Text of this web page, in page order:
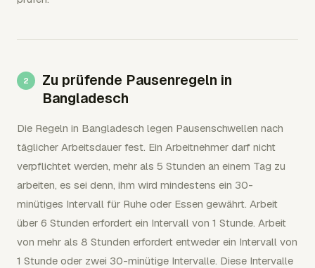
Zu prüfende Pausenregeln in
Bangladesch
Die Regeln in Bangladesch legen Pausenschwellen nach
täglicher Arbeitsdauer fest. Ein Arbeitnehmer darf nicht
verpflichtet werden, mehr als 5 Stunden an einem Tag zu
arbeiten, es sei denn, ihm wird mindestens ein 30-
minütiges Intervall für Ruhe oder Essen gewährt. Arbeit
über 6 Stunden erfordert ein Intervall von 1 Stunde. Arbeit
von mehr als 8 Stunden erfordert entweder ein Intervall von
1 Stunde oder zwei 30-minütige Intervalle. Diese Intervalle